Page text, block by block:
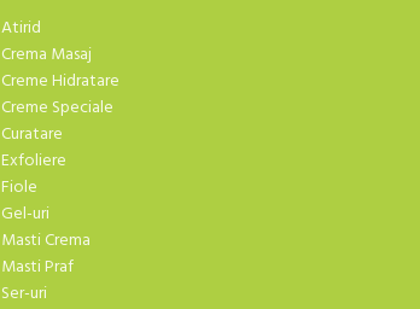
Atirid
Crema Masaj
Creme Hidratare
Creme Speciale
Curatare
Exfoliere
Fiole
Gel-uri
Masti Crema
Masti Praf
Ser-uri